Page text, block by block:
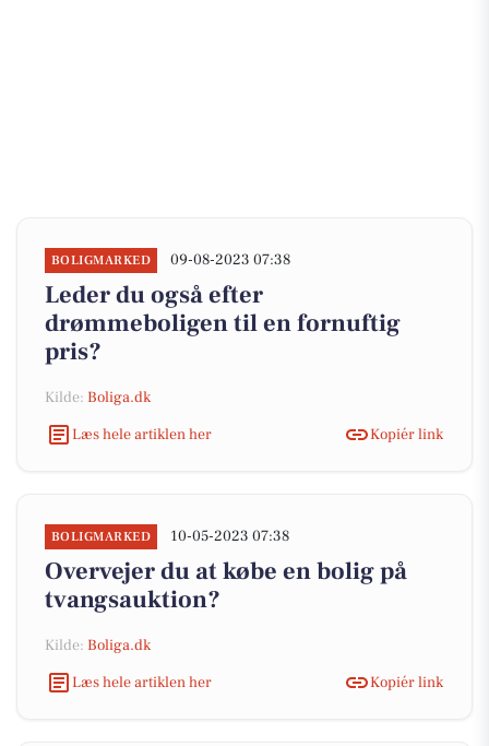
BOLIGMARKED 09-08-2023 07:38
Leder du også efter
drømmeboligen til en fornuftig
pris?
Kilde: Boliga.dk
Læs hele artiklen her
Kopiér link
BOLIGMARKED 10-05-2023 07:38
Overvejer du at købe en bolig på
tvangsauktion?
Kilde: Boliga.dk
Læs hele artiklen her
Kopiér link